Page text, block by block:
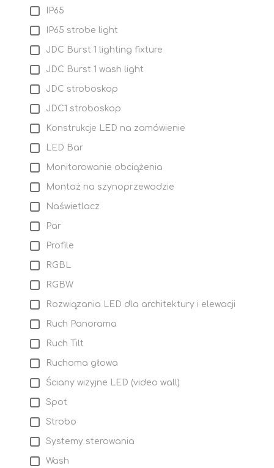
IP65
IP65 strobe light
JDC Burst 1 lighting fixture
JDC Burst 1 wash light
JDC stroboskop
JDC1 stroboskop
Konstrukcje LED na zamówienie
LED Bar
Monitorowanie obciążenia
Montaż na szynoprzewodzie
Naświetlacz
Par
Profile
RGBL
RGBW
Rozwiązania LED dla architektury i elewacji
Ruch Panorama
Ruch Tilt
Ruchoma głowa
Ściany wizyjne LED (video wall)
Spot
Strobo
Systemy sterowania
Wash